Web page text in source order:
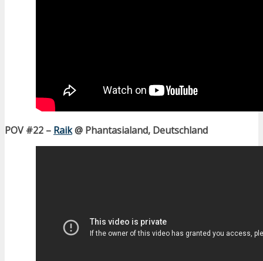
POV #22 – Raik@ Phantasialand, Deutschland